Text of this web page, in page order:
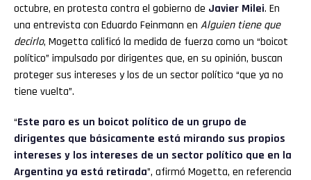
octubre, en protesta contra el gobierno de Javier Milei. En
una entrevista con Eduardo Feinmann en Alguien tiene que
decirlo, Mogetta calificó la medida de fuerza como un “boicot
político” impulsado por dirigentes que, en su opinión, buscan
proteger sus intereses y los de un sector político “que ya no
tiene vuelta”.
“Este paro es un boicot político de un grupo de
dirigentes que básicamente está mirando sus propios
intereses y los intereses de un sector político que en la
Argentina ya está retirada”, afirmó Mogetta, en referencia